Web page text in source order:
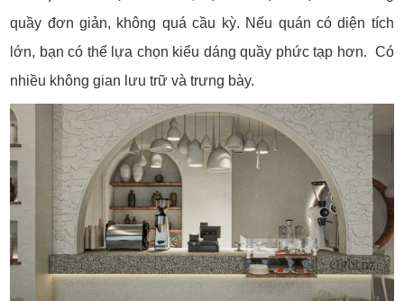
quầy đơn giản, không quá cầu kỳ. Nếu quán có diện tích
lớn, bạn có thể lựa chọn kiểu dáng quầy phức tạp hơn. Có
nhiều không gian lưu trữ và trưng bày.